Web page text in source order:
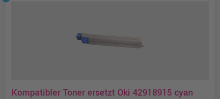
Kompatibler Toner ersetzt Oki 42918915 cyan